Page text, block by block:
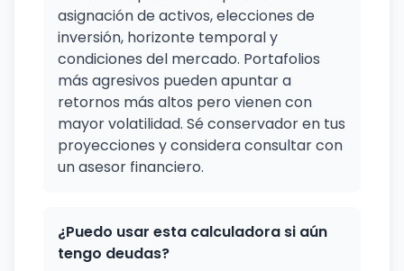
asignación de activos, elecciones de
inversión, horizonte temporal y
condiciones del mercado. Portafolios
más agresivos pueden apuntar a
retornos más altos pero vienen con
mayor volatilidad. Sé conservador en tus
proyecciones y considera consultar con
un asesor financiero.
¿Puedo usar esta calculadora si aún
tengo deudas?